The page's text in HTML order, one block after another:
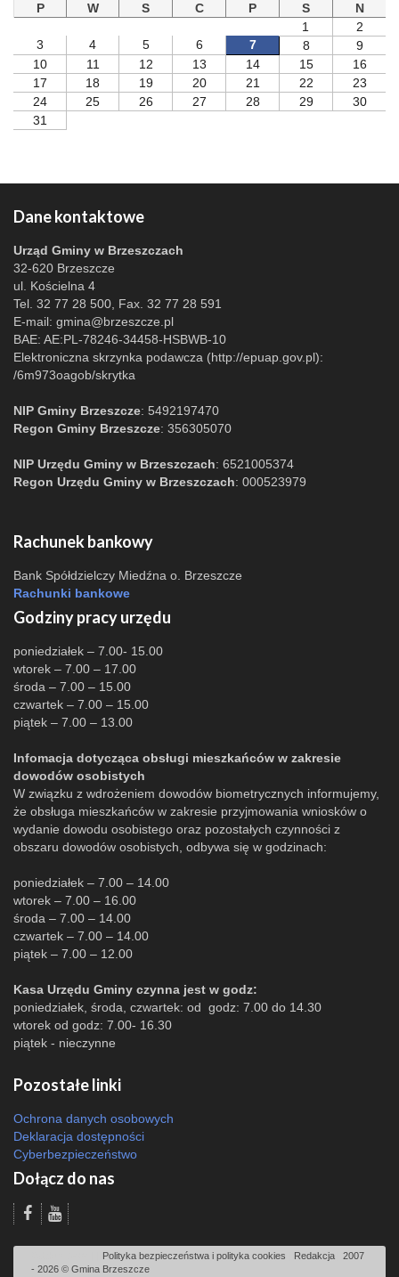
P
W S C P S
N
1
2
3
4 5 6 7 8
9
10
11 12 13 14 15
16
17
18 19 20 21 22
23
24
25 26 27 28 29
30
31
Dane kontaktowe
Urząd Gminy w Brzeszczach
32-620 Brzeszcze
ul. Kościelna 4
Tel. 32 77 28 500, Fax. 32 77 28 591
E-mail: gmina@brzeszcze.pl
BAE: AE:PL-78246-34458-HSBWB-10
Elektroniczna skrzynka podawcza (http://epuap.gov.pl):
/6m973oagob/skrytka
NIP Gminy Brzeszcze: 5492197470
Regon Gminy Brzeszcze: 356305070
NIP Urzędu Gminy w Brzeszczach: 6521005374
Regon Urzędu Gminy w Brzeszczach: 000523979
Rachunek bankowy
Bank Spółdzielczy Miedźna o. Brzeszcze
Rachunki bankowe
Godziny pracy urzędu
poniedziałek – 7.00- 15.00
wtorek – 7.00 – 17.00
środa – 7.00 – 15.00
czwartek – 7.00 – 15.00
piątek – 7.00 – 13.00
Infomacja dotycząca obsługi mieszkańców w zakresie
dowodów osobistych
W związku z wdrożeniem dowodów biometrycznych informujemy,
że obsługa mieszkańców w zakresie przyjmowania wniosków o
wydanie dowodu osobistego oraz pozostałych czynności z
obszaru dowodów osobistych, odbywa się w godzinach:
poniedziałek – 7.00 – 14.00
wtorek – 7.00 – 16.00
środa – 7.00 – 14.00
czwartek – 7.00 – 14.00
piątek – 7.00 – 12.00
Kasa Urzędu Gminy czynna jest w godz:
poniedziałek, środa, czwartek: od godz: 7.00 do 14.30
wtorek od godz: 7.00- 16.30
piątek - nieczynne
Pozostałe linki
Ochrona danych osobowych
Deklaracja dostępności
Cyberbezpieczeństwo
Dołącz do nas
Polityka bezpieczeństwa i polityka cookies Redakcja
2007
- 2026 © Gmina Brzeszcze